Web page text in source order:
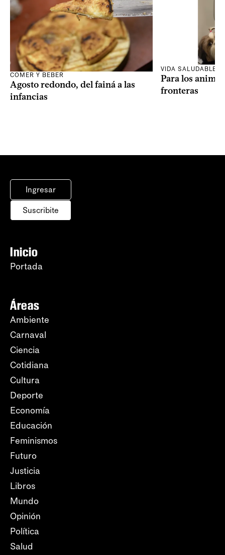
COMER Y BEBER
Agosto redondo, del fainá a las
infancias
VIDA SALUDABLE
Para los
fronteras
Ingresar
Suscribite
Inicio
Portada
Áreas
Ambiente
Carnaval
Ciencia
Cotidiana
Cultura
Deporte
Economía
Educación
Feminismos
Futuro
Justicia
Libros
Mundo
Opinión
Política
Salud